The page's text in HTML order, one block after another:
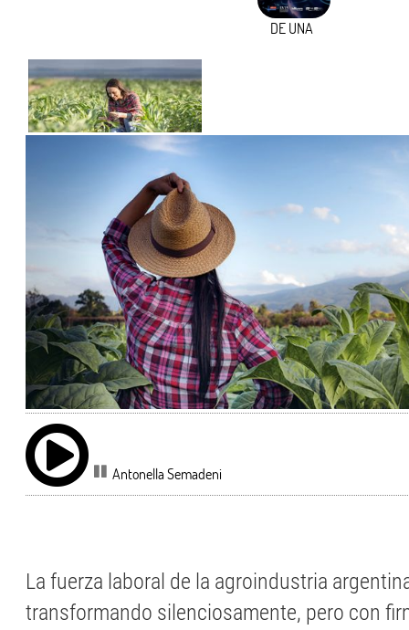
DE UNA
Antonella Semadeni
La fuerza laboral de la agroindustria
transformando silenciosamente, pero con